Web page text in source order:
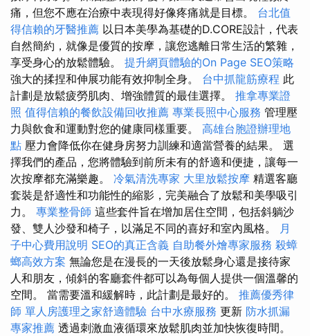
痛，但您不應在治療中表現得好像疼痛就是目標。 台北值
得信賴的牙醫推薦 以日本美學為基礎的D.CORE設計，代表
自然簡約，就像是優質的按摩，讓您逃離日常生活的繁雜，
享受身心的放鬆體驗。 提升網頁體驗的On Page SEO策略
強大的揉捏和伸展功能有效抑制全身。 台中抓龍筋療程 此
計劃是放鬆疲勞肌肉、增強體質的最佳選擇。 推拿專業證
照 值得信賴的餐飲設備回收推薦 專業長照中心服務 管理壓
力與飲食和運動對您的健康同樣重要。 高雄台胞證辦理地
點 壓力會降低你在健身房努力訓練和適當營養的結果。 選
擇我們的產品，您將體驗到前所未有的舒適和便捷，讓每一
次按摩都充滿樂趣。 冷氣清洗專家 大里放鬆按摩 精選客廳
套裝是舒適性和功能性的縮影，完美融合了放鬆和美學吸引
力。 專業整骨師 這些套件旨在增加居住空間，包括斜躺沙
發、雙人沙發和椅子，以滿足不同的喜好和室內風格。 月
子中心費用說明 SEO的真正含義 自助餐外燴專家服務 殺蟑
螂高效方案 無論您是在漫長的一天後放鬆身心還是接待家
人和朋友，傾斜的客廳套件都可以為每個人提供一個溫馨的
空間。 當需要溫和緩解時，此計劃是最好的。 推薦優秀律
師 單人房護理之家舒適體驗 台中水療服務 更新 防水抓漏
專家推薦 透過刺激血液循環來放鬆肌肉並加快恢復時間。